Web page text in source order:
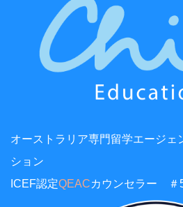
オーストラリア専門留学エージ
ション
ICEF認定QEACカウンセラー